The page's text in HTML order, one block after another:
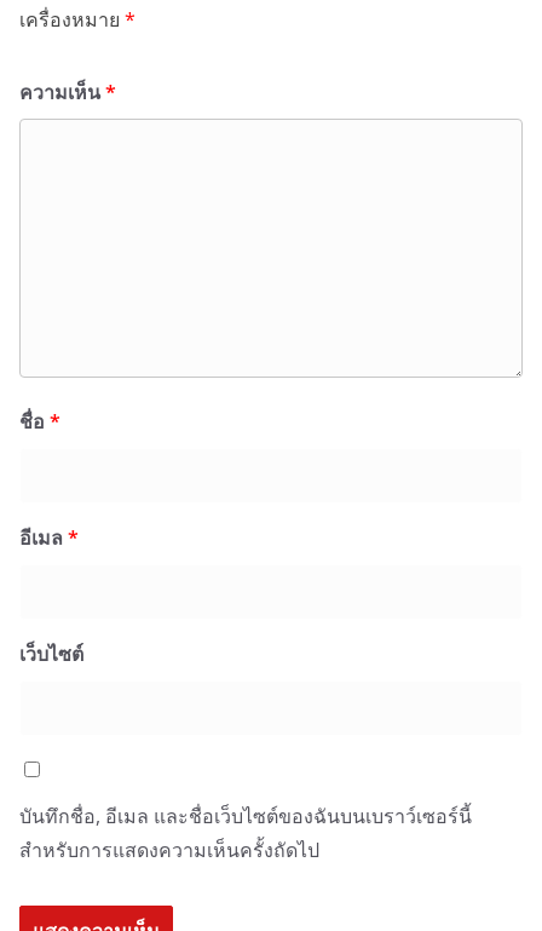
เครื่องหมาย *
ความเห็น*
ชื่อ *
อีเมล *
เว็บไซต์
บันทึกชื่อ, อีเมล และชื่อเว็บไซต์ของฉันบนเบราว์เซอร์นี้
สำหรับการแสดงความเห็นครั้งถัดไป